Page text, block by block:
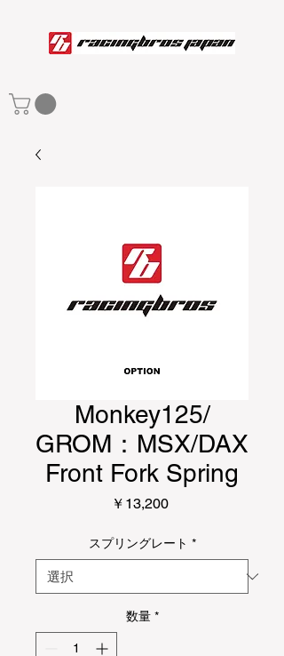
Monkey125/
GROM：MSX/DAX
Front Fork Spring
￥13,200価
スプリングレート *
数量 *